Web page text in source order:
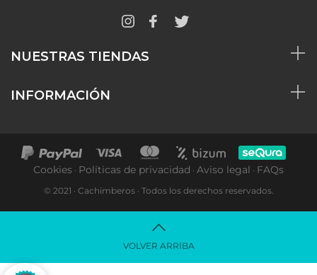
NUESTRAS TIENDAS
INFORMACIÓN
Cookies · Políticas de privacidad · Aviso legal · FAQs
© 2021 · Cachimberos · Todos los derechos reservados.
VOLVER ARRIBA